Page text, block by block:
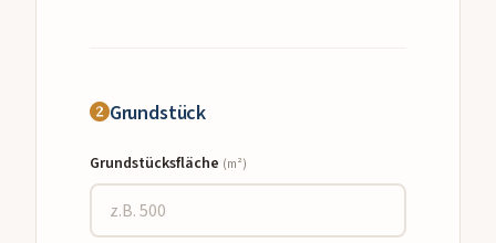
Grundstück
Grundstücksfläche (m²)